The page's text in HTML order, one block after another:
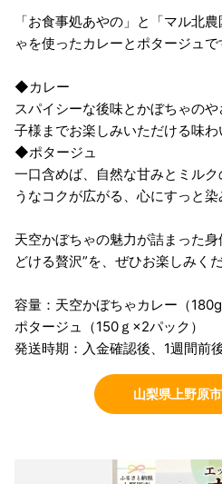
「お食事処あやの」と「マル北
ゃを使ったカレーとポタージュで
◆カレー
スパイシーな後味とかぼちゃの
子様までお楽しみいただける味わ
◆ポタージュ
一口含めば、自然な甘みとミル
うなコクが広がる、心にすっと染
天空かぼちゃの魅力が詰まった
どける贅沢”を、ぜひお楽しみくだ
容量：天空かぼちゃカレー（
ポタージュ（150ｇ×2パック）
発送時期：入金確認後、1週間前
山梨県上野原